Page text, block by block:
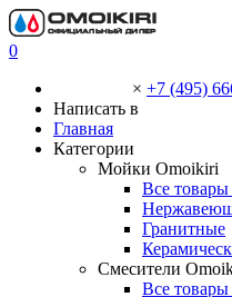
0
× +7 (495)
Написать в
Главная
Категории
Мойки Omoikiri
Все товары
Гранитные
Смесители
Все товары